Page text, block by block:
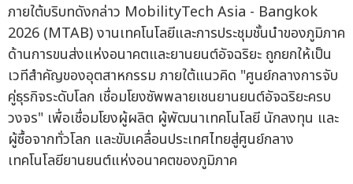
ภายใต้บริบทดังกล่าว MobilityTech Asia - Bangkok
2026 (MTAB) งานเทคโนโลยีและการประชุมชั้นนำของภูมิภาค
ด้านการขนส่งแห่งอนาคตและยานยนต์อัจฉริยะ ถูกยกให้เป็น
เวทีสำคัญของอุตสาหกรรม ภายใต้แนวคิด "ศูนย์กลางการจับ
คู่ธุรกิจระดับโลก เชื่อมโยงซัพพลายเชนยานยนต์อัจฉริยะครบ
วงจร" เพื่อเชื่อมโยงผู้ผลิต ผู้พัฒนาเทคโนโลยี นักลงทุน และ
ผู้ซื้อจากทั่วโลก และขับเคลื่อนประเทศไทยสู่ศูนย์กลาง
เทคโนโลยียานยนต์แห่งอนาคตของภูมิภาค